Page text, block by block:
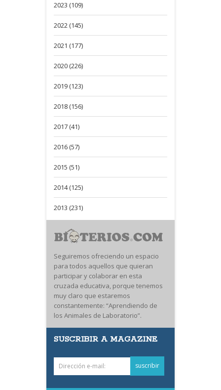
2023 (109)
2022 (145)
2021 (177)
2020 (226)
2019 (123)
2018 (156)
2017 (41)
2016 (57)
2015 (51)
2014 (125)
2013 (231)
Seguiremos ofreciendo un espacio
para todos aquellos que quieran
participar y colaborar en esta
cruzada educativa, porque tenemos
muy claro que estaremos
constantemente: “Aprendiendo de
los Animales de Laboratorio”.
SUSCRIBIR A MAGAZINE